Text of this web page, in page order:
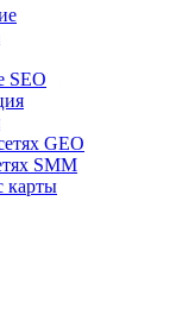
SEO
GEO
SMM
карты